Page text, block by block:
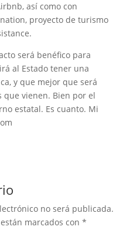
así como con
proyecto de turismo
será benéfico para
al Estado tener una
y que mejor que será
vienen. Bien por el
estatal. Es cuanto. Mi
no será publicada.
marcados con *